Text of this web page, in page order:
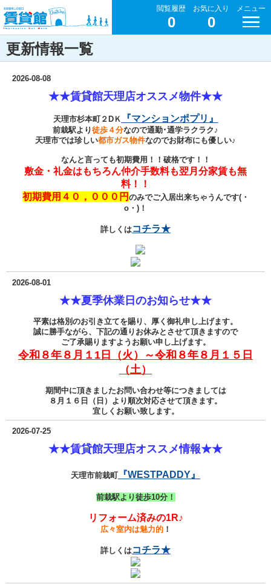
閲覧履歴
0
お気に入り
0
メニュー
更新情報一覧
2026-08-08
★★賃貸館天理店オススメ物件★★
天理市杉本町２DＫ 『マンションポプリ』
前栽駅より徒歩４分なので通勤･通学ラクラク♪
天理市では珍しい都市ガス物件なのでお財布にも優しい♪
なんと言っても初期費用！！破格です！！
敷金・礼金はもちろん仲介手数料も翌月分家賃も無
料！！
初期費用４０，０００円 のみでご入居出来ちゃうんです(・
o・)！
詳しくはコチラ★
2026-08-01
★★夏季休業日のお知らせ★★
平素は格別のお引き立てを賜り、厚く御礼申し上げます。
誠に勝手ながら、下記の通りお休みとさせて頂きますので
ご了承賜りますようお願い申し上げます。
令和８年８月１1日（火）～令和８年８月１５日
（土）
期間中に頂きましたお問い合わせ等につきましては
８月１６日（日）より順次対応させて頂きます。
宜しくお願い致します。
2026-07-25
★★賃貸館天理店オススメ情報★★
天理市前栽町 『WESTPADDY』
前栽駅より徒歩10分！
リフォーム済みの1R♪
広々室内は魅力的！
詳しくはコチラ★